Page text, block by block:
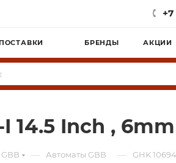
БРЕНДЫ АКЦИИ
I 14.5 Inch ,
— Автоматы GBB — GHK